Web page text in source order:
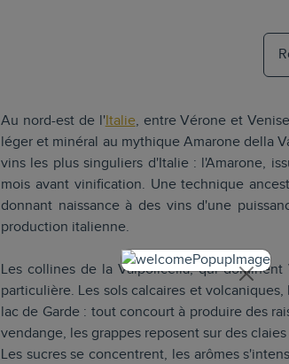
Au nord-est de l'Italie, entre Vérone et
léger et minéral au mythique Amarone della
vins les plus singuliers d'Italie : l'Amarone,
mois avant vinification. Une technique
donnant naissance à des vins d'une
production italienne.
Les collines de la Valpolicella, qui
particulière. Les sols calcaires et
lac de Garde : tout concourt à produire des
vendange, les grappes reposent sur des
Les sucres se concentrent, les arômes